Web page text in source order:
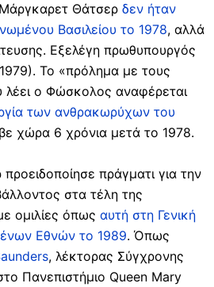
Θάτσερ δεν ήταν
Βασιλείου το 1978, αλλά
Εξελέγη πρωθυπουργός
Το «πρόλημα με τους
ο Φώσκολος αναφέρεται
των ανθρακωρύχων του
χώρα 6 χρόνια μετά το 1978.
πράγματι για την
στα τέλη της
ομιλίες όπως αυτή στη Γενική
Εθνών το 1989. Όπως
, λέκτορας Σύγχρονης
Πανεπιστήμιο Queen Mary